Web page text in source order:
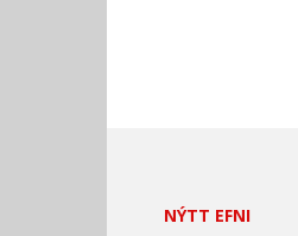
NÝTT EFNI